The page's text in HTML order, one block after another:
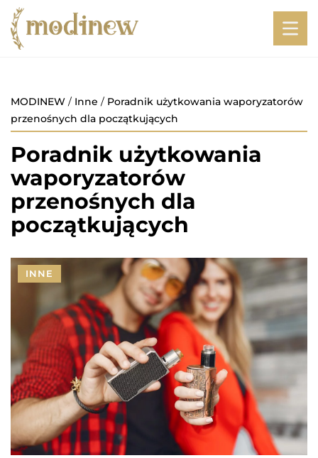
MODINEW / Inne / Poradnik użytkowania waporyzatorów
przenośnych dla początkujących
Poradnik użytkowania
waporyzatorów
przenośnych dla
początkujących
INNE